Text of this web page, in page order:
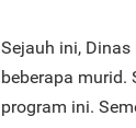
Sejauh ini,
beberapa murid.
program ini.